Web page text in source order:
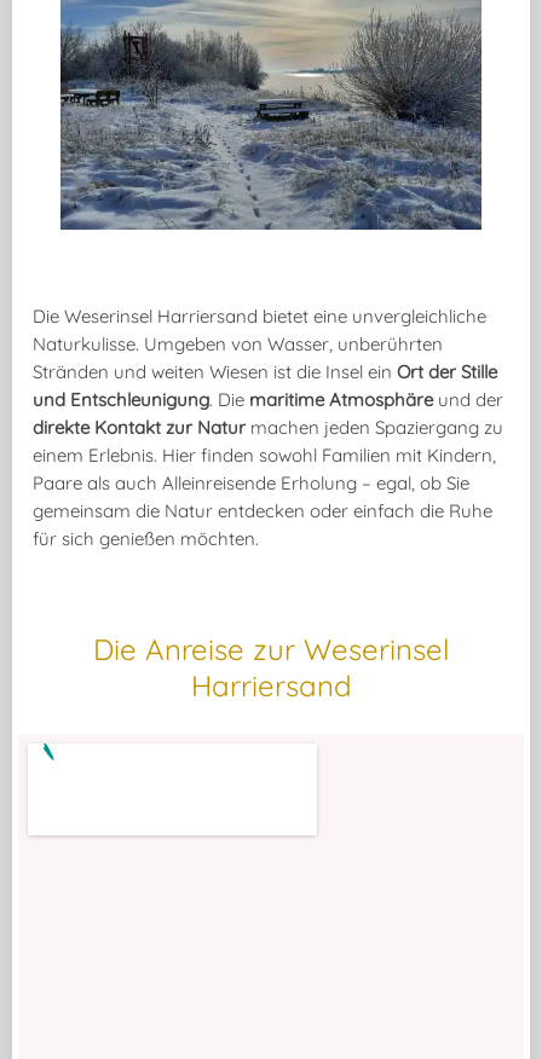
Die Weserinsel Harriersand bietet eine unvergleichliche
Naturkulisse. Umgeben von Wasser, unberührten
Stränden und weiten Wiesen ist die Insel einOrt der Stille
und Entschleunigung. Die maritime Atmosphäreund der
direkte Kontakt zur Natur machen jeden Spaziergang zu
einem Erlebnis. Hier finden sowohl Familien mit Kindern,
Paare als auch Alleinreisende Erholung – egal, ob Sie
gemeinsam die Natur entdecken oder einfach die Ruhe
für sich genießen möchten.
Die Anreise zur Weserinsel
Harriersand